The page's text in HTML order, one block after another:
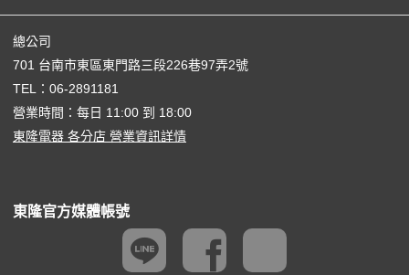
總公司
701 台南市東區東門路三段226巷97弄2號
TEL： 06-2891181
營業時間：每日 11:00 到 18:00
東隆電器 各分店 營業資訊詳情
東隆官方媒體帳號